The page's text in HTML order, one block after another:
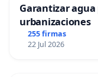
Garantizar
urbanizaciones
255 firmas
22 Jul 2026